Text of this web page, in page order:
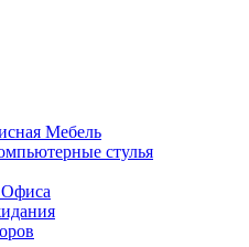
Мебель
стулья